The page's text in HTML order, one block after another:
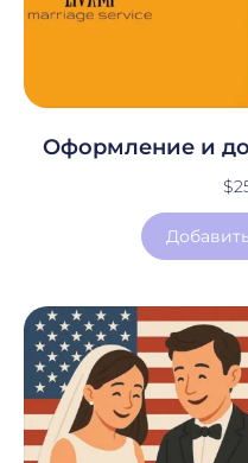
Оформление и
$